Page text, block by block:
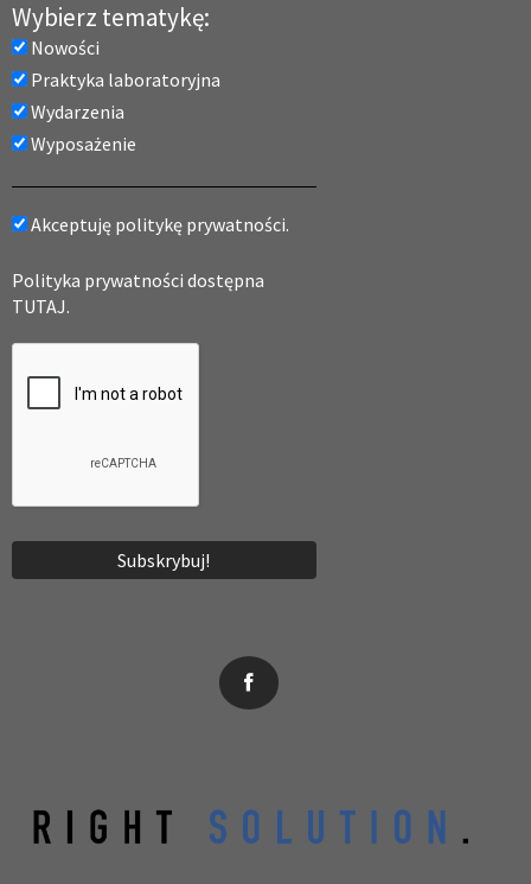
Wybierz tematykę:
Nowości
Praktyka laboratoryjna
Wydarzenia
Wyposażenie
Akceptuję politykę prywatności.
Polityka prywatności dostępna
TUTAJ.